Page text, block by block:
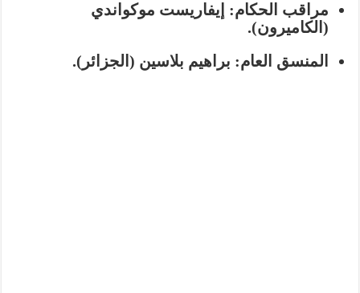
مراقب الحكام: إيفاريست موكواندي
(الكاميرون).
المنسق العام: براهيم بلاسين (الجزائر).